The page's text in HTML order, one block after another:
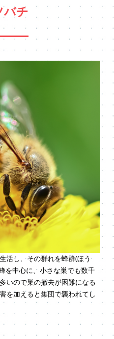
バチ
活し、その群れを蜂群(ほう
を中心に、小さな巣でも数千
いので巣の撤去が困難になる
を加えると集団で襲われてし